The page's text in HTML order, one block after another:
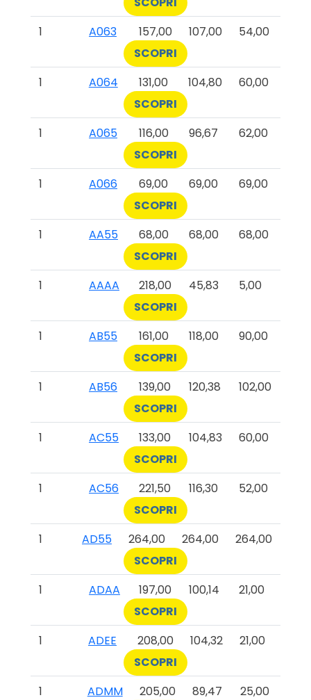
1
A063 157,00 107,00
54,00
SCOPRI
1
A064 131,00 104,80
60,00
SCOPRI
1
A065 116,00 96,67
62,00
SCOPRI
1
A066 69,00 69,00
69,00
SCOPRI
1
AA55 68,00 68,00
68,00
SCOPRI
1
AAAA 218,00 45,83
5,00
SCOPRI
1
AB55 161,00 118,00
90,00
SCOPRI
1
AB56 139,00 120,38
102,00
SCOPRI
1
AC55 133,00 104,83
60,00
SCOPRI
1
AC56 221,50 116,30
52,00
SCOPRI
1
AD55 264,00 264,00
264,00
SCOPRI
1
ADAA 197,00 100,14
21,00
SCOPRI
1
ADEE 208,00 104,32
21,00
SCOPRI
1
ADMM 205,00 89,47
25,00